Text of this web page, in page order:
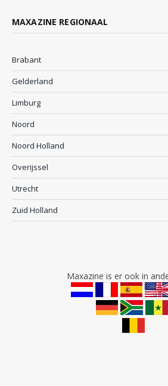
MAXAZINE REGIONAAL
Brabant
Gelderland
Limburg
Noord
Noord Holland
Overijssel
Utrecht
Zuid Holland
Maxazine is er ook in